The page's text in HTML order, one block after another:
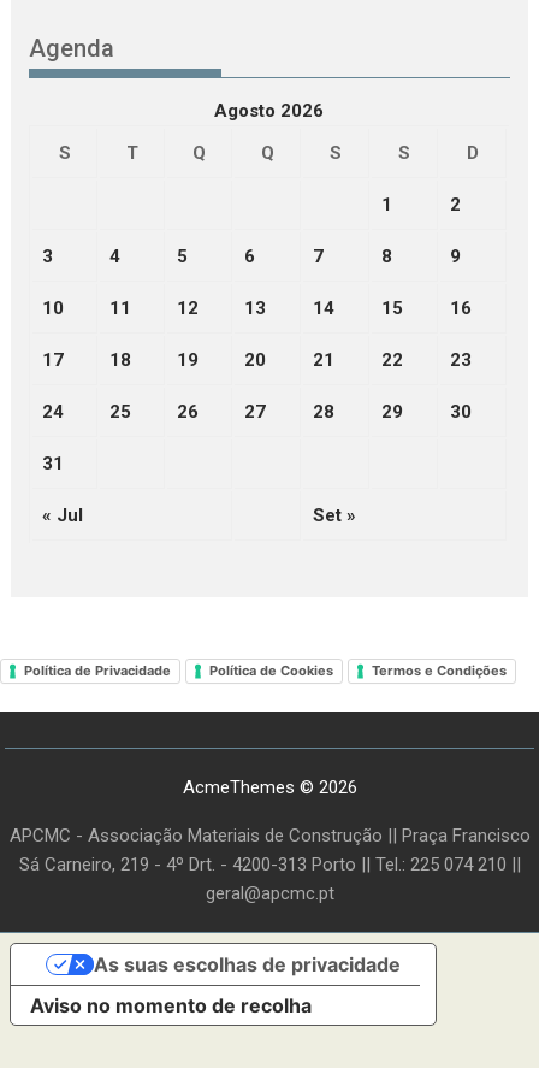
Agenda
Agosto 2026
S
T Q Q S S D
1 2
3 4 5 6 7 8 9
10 11 12 13 14 15 16
17 18 19 20 21 22 23
24 25 26 27 28 29 30
31
« Jul Set »
Política de Privacidade Política de Cookies Termos e Condições
AcmeThemes © 2026
APCMC - Associação Materiais de Construção || Praça Francisco
Sá Carneiro, 219 - 4º Drt. - 4200-313 Porto || Tel.: 225 074 210 ||
geral@apcmc.pt
Aviso no momento de recolha
As suas escolhas de privacidade